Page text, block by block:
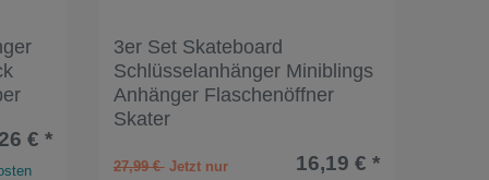
€ *
3er Set Skateboard
Schlüsselanhänger Miniblings
Anhänger Flaschenöffner
Skater
27,99 € 16,19 € *